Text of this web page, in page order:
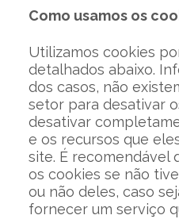
Como usamos os
Utilizamos cookies
detalhados abaixo.
dos casos, não
setor para desativar
desativar
e os recursos que
site. É recomendável
os cookies se não
ou não deles, caso
fornecer um serviço